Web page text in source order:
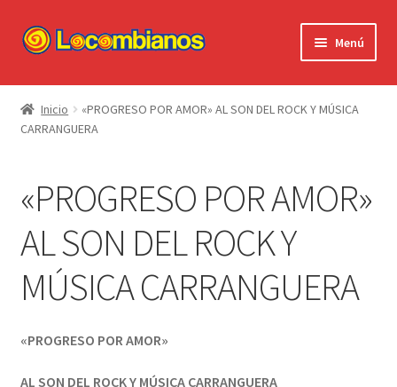
Ir
a
navegación
Ir
al
Menú
Locombianos
el
Standup Shorts
Camisetas
Stickers
Inicio
«PROGRESO POR AMOR» AL SON DEL ROCK Y MÚSICA
CARRANGUERA
«PROGRESO POR AMOR»
AL SON DEL ROCK Y
MÚSICA CARRANGUERA
«PROGRESO POR AMOR»
AL SON DEL ROCK Y MÚSICA CARRANGUERA